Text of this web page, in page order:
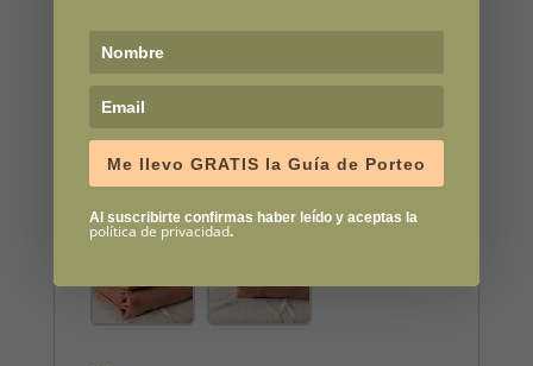
Información adicional
Descripción
Me llevo GRATIS la Guía de Porteo
Al suscribirte confirmas haber leído y aceptas la
política de privacidad.